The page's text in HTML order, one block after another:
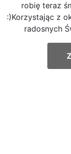
robię teraz
:)Korzystając z
radosnych